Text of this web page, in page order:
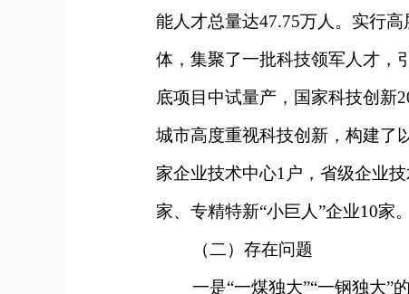
能人才总量达47.75万人。实行
体，集聚了一批科技领军人才，
底项目中试量产，国家科技创新
城市高度重视科技创新，构建了
家企业技术中心1户，省级企业
家、专精特新“小巨人”企业10家。
（二）存在问题
一是“一煤独大”“一钢独大”的